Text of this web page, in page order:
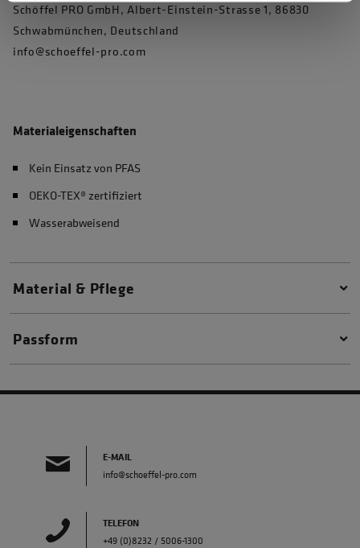
Schöffel PRO GmbH, Albert-Einstein-Strasse 1, 86830
Schwabmünchen, Deutschland
info@schoeffel-pro.com
Materialeigenschaften
Kein Einsatz von PFAS
OEKO-TEX® zertifiziert
Wasserabweisend
Material & Pflege
Passform
E-MAIL
info@schoeffel-pro.com
TELEFON
+49 (0)8232 / 5006-1300